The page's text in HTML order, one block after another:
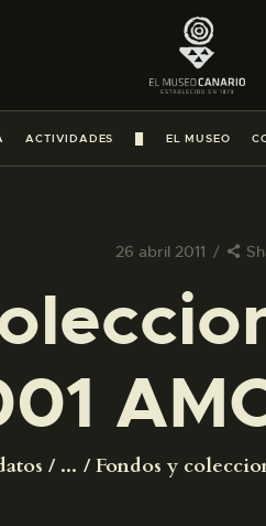
ACTIVIDADES EL MUSEO
26 abril 2011
... Fondos y
LA VISITA